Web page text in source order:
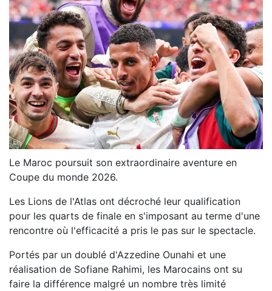
Le Maroc poursuit son extraordinaire aventure en
Coupe du monde 2026.
Les Lions de l'Atlas ont décroché leur qualification
pour les quarts de finale en s'imposant au terme d'une
rencontre où l'efficacité a pris le pas sur le spectacle.
Portés par un doublé d'Azzedine Ounahi et une
réalisation de Sofiane Rahimi, les Marocains ont su
faire la différence malgré un nombre très limité